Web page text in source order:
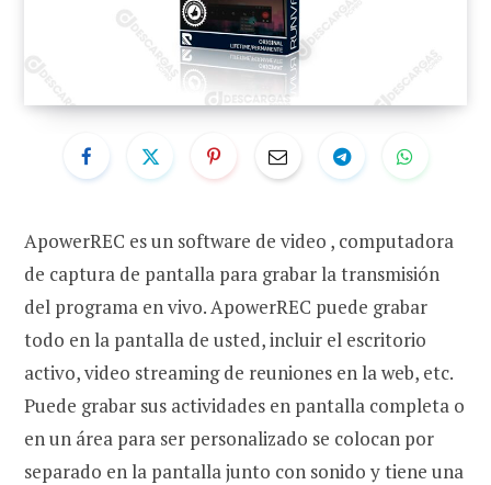
ApowerREC es un software de video , computadora
de captura de pantalla para grabar la transmisión
del programa en vivo. ApowerREC puede grabar
todo en la pantalla de usted, incluir el escritorio
activo, video streaming de reuniones en la web, etc.
Puede grabar sus actividades en pantalla completa o
en un área para ser personalizado se colocan por
separado en la pantalla junto con sonido y tiene una